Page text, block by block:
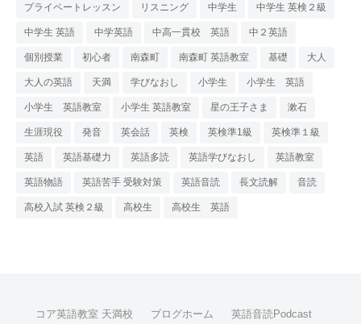
プライベートレッスン リスニング 中学生 中学生 英検２級
中学生 英語 中学英語 中高一貫校 英語 中２英語
個別授業 初心者 南森町 南森町 英語教室 基礎 大人
大人の英語 天満 学びなおし 小学生 小学生 英語
小学生 英語教室 小学生 英語教室 星の王子さま 漱石
生涯現役 発音 英会話 英検 英検準1級 英検準１級
英語 英語基礎力 英語多読 英語学びなおし 英語教室
英語物語 英語苦手 受験対策 英語音読 長文読解 音読
高校入試 英検２級 高校生 高校生 英語
コア英語教室 天満校 ブログホーム 英語音読Podcast